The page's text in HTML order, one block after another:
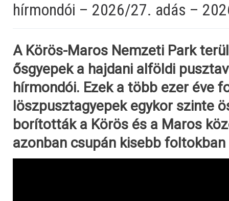
hírmondói – 2026/27. adás –
A Körös-Maros Nemzeti Park
ősgyepek a hajdani alföldi
hírmondói. Ezek a több ezer éve
löszpusztagyepek egykor szinte
borították a Körös és a Maros
azonban csupán kisebb